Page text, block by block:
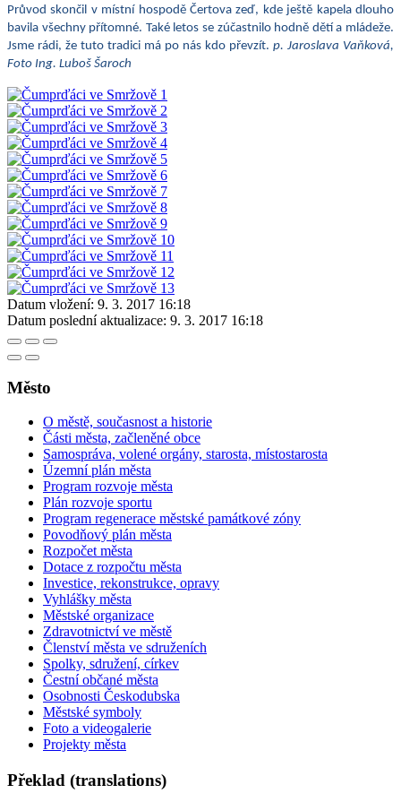
Průvod skončil v místní hospodě Čertova zeď, kde ještě kapela dlouho
bavila všechny přítomné. Také letos se zúčastnilo hodně dětí a mládeže.
Jsme rádi, že tuto tradici má po nás kdo převzít. p. Jaroslava Vaňková,
Foto Ing. Luboš Šaroch
Datum vložení: 9. 3. 2017 16:18
Datum poslední aktualizace: 9. 3. 2017 16:18
Město
O městě, současnost a historie
Části města, začleněné obce
Samospráva, volené orgány, starosta, místostarosta
Územní plán města
Program rozvoje města
Plán rozvoje sportu
Program regenerace městské památkové zóny
Povodňový plán města
Rozpočet města
Dotace z rozpočtu města
Investice, rekonstrukce, opravy
Vyhlášky města
Městské organizace
Zdravotnictví ve městě
Členství města ve sdruženích
Spolky, sdružení, církev
Čestní občané města
Osobnosti Českodubska
Městské symboly
Foto a videogalerie
Projekty města
Překlad (translations)